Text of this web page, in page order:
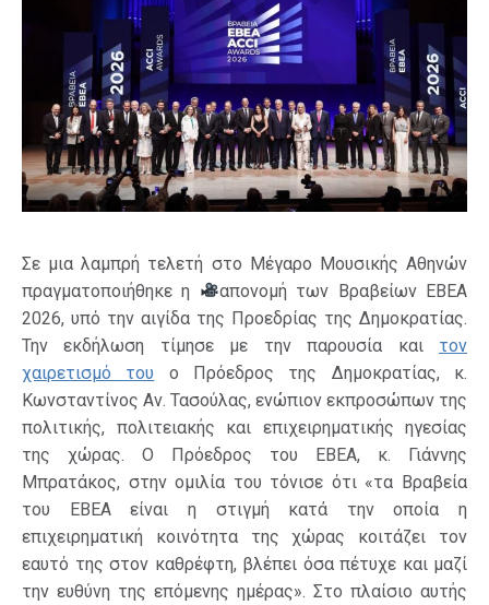
Σε μια λαμπρή τελετή στο Μέγαρο Μουσικής Αθηνών
πραγματοποιήθηκε η
απονομή των Βραβείων ΕΒΕΑ
2026, υπό την αιγίδα της Προεδρίας της Δημοκρατίας.
Την εκδήλωση τίμησε με την παρουσία και τον
χαιρετισμό του ο Πρόεδρος της Δημοκρατίας, κ.
Κωνσταντίνος Αν. Τασούλας, ενώπιον εκπροσώπων της
πολιτικής, πολιτειακής και επιχειρηματικής ηγεσίας
της χώρας. Ο Πρόεδρος του ΕΒΕΑ, κ. Γιάννης
Μπρατάκος, στην ομιλία του τόνισε ότι «τα Βραβεία
του ΕΒΕΑ είναι η στιγμή κατά την οποία η
επιχειρηματική κοινότητα της χώρας κοιτάζει τον
εαυτό της στον καθρέφτη, βλέπει όσα πέτυχε και μαζί
την ευθύνη της επόμενης ημέρας». Στο πλαίσιο αυτής